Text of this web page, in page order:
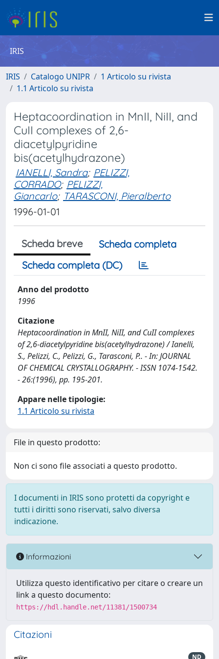
IRIS
IRIS Catalogo UNIPR
1 Articolo su rivista
1.1 Articolo su rivista
Heptacoordination in MnII, NiII, and
CuII complexes of 2,6-
diacetylpyridine
bis(acetylhydrazone)
IANELLI, Sandra; PELIZZI,
CORRADO; PELIZZI,
Giancarlo; TARASCONI, Pieralberto
1996-01-01
Scheda breve
Scheda completa
Scheda completa (DC)
Anno del prodotto
1996
Citazione
Heptacoordination in MnII, NiII, and CuII complexes
of 2,6-diacetylpyridine bis(acetylhydrazone) / Ianelli,
S., Pelizzi, C., Pelizzi, G., Tarasconi, P.. - In: JOURNAL
OF CHEMICAL CRYSTALLOGRAPHY. - ISSN 1074-1542.
- 26:(1996), pp. 195-201.
Appare nelle tipologie:
1.1 Articolo su rivista
File in questo prodotto:
Non ci sono file associati a questo prodotto.
I documenti in IRIS sono protetti da copyright e
tutti i diritti sono riservati, salvo diversa
indicazione.
Informazioni
Utilizza questo identificativo per citare o creare un
link a questo documento:
https://hdl.handle.net/11381/1500734
Citazioni
ND